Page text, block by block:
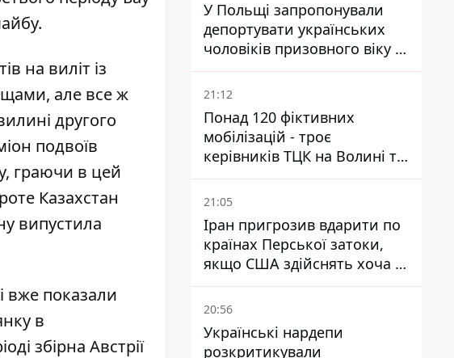
на виліт із
але все ж
другого
подвоїв
граючи в цей
Казахстан
випустила
вже показали
в
збірна Австрії
У Польщі запропонували
депортувати українських
чоловіків призовного віку -
кого це може торкнутися
21:12
Понад 120 фіктивних
мобілізацій - троє
керівників ТЦК на Волині та
Буковині отримали підозри
за фейкові звіти
21:05
Іран пригрозив вдарити по
країнах Перської затоки,
якщо США здійснять хоча б
одну атаку - Reuters
20:56
Українські нардепи
розкритикували